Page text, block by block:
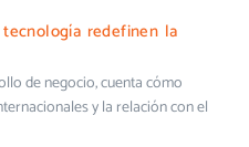
redefinen la
de negocio, cuenta cómo
y la relación con el